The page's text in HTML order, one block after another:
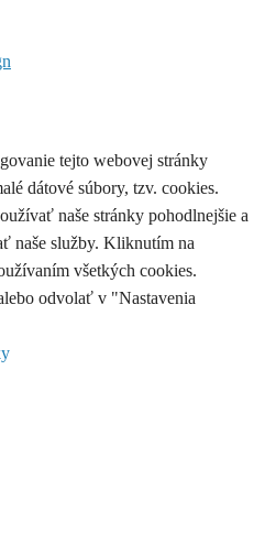
tejto webovej stránky
dátové súbory, tzv. cookies.
naše stránky pohodlnejšie a
naše služby. Kliknutím na
všetkých cookies.
odvolať v "Nastavenia